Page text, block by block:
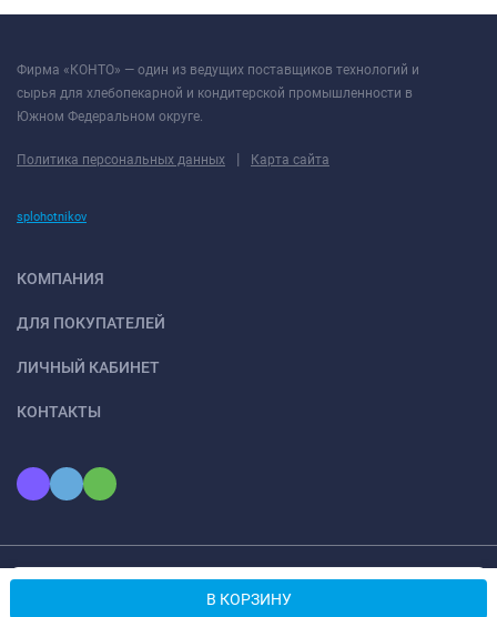
В КОРЗИНУ
Фирма «КОНТО» — один из ведущих поставщиков технологий и
сырья для хлебопекарной и кондитерской промышленности в
Южном Федеральном округе.
Политика персональных данных | Карта сайта
splohotnikov
КОМПАНИЯ
ДЛЯ ПОКУПАТЕЛЕЙ
ЛИЧНЫЙ КАБИНЕТ
КОНТАКТЫ